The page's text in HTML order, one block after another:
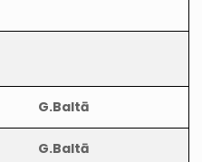
G.Baltā
G.Baltā